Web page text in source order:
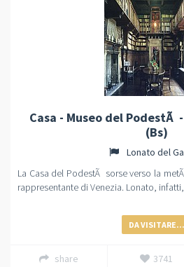
Casa - Museo del PodestÃ
(Bs)
Lonato del
La Casa del PodestÃ sorse verso la
rappresentante di Venezia. Lonato,
DA VISITARE...
share 3741